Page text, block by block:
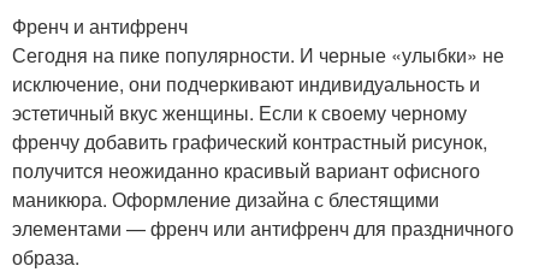
Френч и антифренч
Сегодня на пике популярности. И черные «улыбки» не
исключение, они подчеркивают индивидуальность и
эстетичный вкус женщины. Если к своему черному
френчу добавить графический контрастный рисунок,
получится неожиданно красивый вариант офисного
маникюра. Оформление дизайна с блестящими
элементами — френч или антифренч для праздничного
образа.